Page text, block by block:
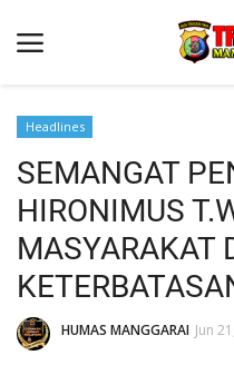
Beranda
Binkam
Kapolres Manggarai
Kapolres Manggarai
Reskrim
Headlines
SEMANGAT
HIRONIMUS
MASYARAKAT
HUMAS MANGGARAI Jun